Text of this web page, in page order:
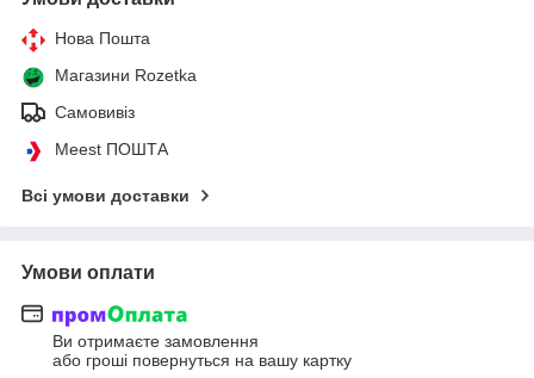
Нова Пошта
Магазини Rozetka
Самовивіз
Meest ПОШТА
Всі умови доставки
Умови оплати
Ви отримаєте замовлення
або гроші повернуться на вашу картку